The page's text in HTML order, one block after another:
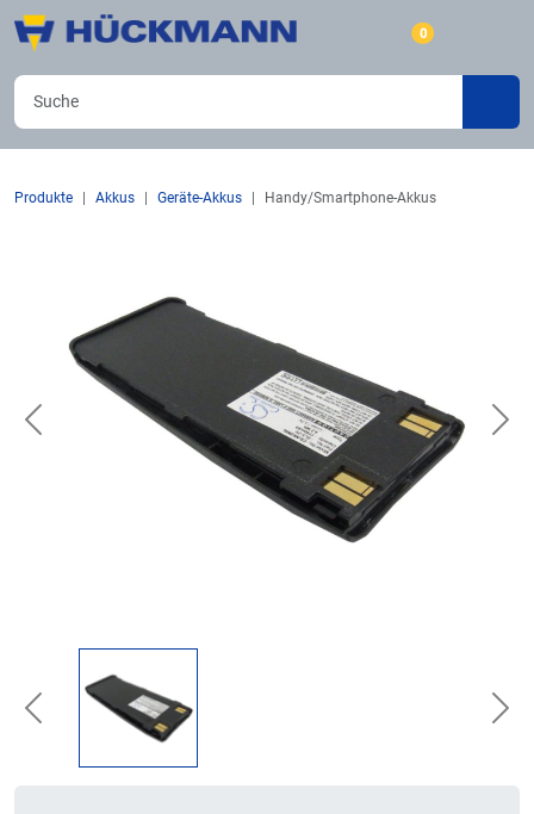
0
Produkte Akkus Geräte-Akkus Handy/Smartphone-Akkus
Previous
Previous